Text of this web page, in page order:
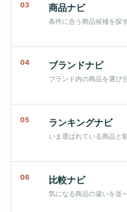
03 商品ナビ
条件に合う商品候補を探
04 ブランドナビ
ブランド内の商品を選び
05 ランキングナビ
いま選ばれている商品と
06 比較ナビ
気になる商品の違いを並